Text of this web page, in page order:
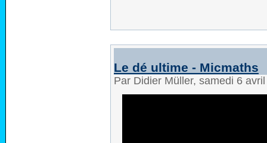
Le dé ultime - Micmaths
Par Didier Müller, samedi 6